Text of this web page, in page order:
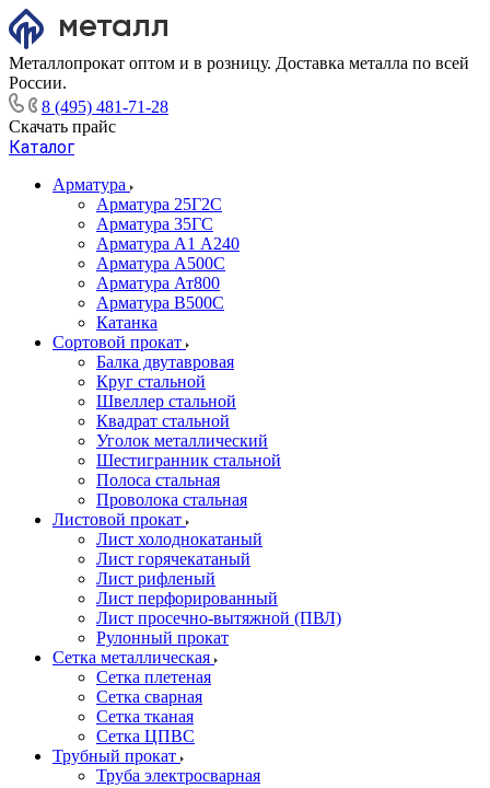
Металлопрокат оптом и в розницу. Доставка металла по всей
России.
8 (495) 481-71-28
Скачать прайс
Каталог
Арматура
Арматура 25Г2С
Арматура 35ГС
Арматура А1 А240
Арматура А500С
Арматура Ат800
Арматура В500С
Катанка
Сортовой прокат
Балка двутавровая
Круг стальной
Швеллер стальной
Квадрат стальной
Уголок металлический
Шестигранник стальной
Полоса стальная
Проволока стальная
Листовой прокат
Лист холоднокатаный
Лист горячекатаный
Лист рифленый
Лист перфорированный
Лист просечно-вытяжной (ПВЛ)
Рулонный прокат
Сетка металлическая
Сетка плетеная
Сетка сварная
Сетка тканая
Сетка ЦПВС
Трубный прокат
Труба электросварная